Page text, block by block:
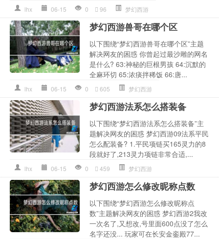
lhx 06-15 0 96 梦幻西游
梦幻西游兽哥在哪个区
以下围绕“梦幻西游兽哥在哪个区”主题
解决网友的困惑 你曾起过最沙雕的网名
是什么? 63:神秘的巨根男孩 64:沉默的
全麻环切 65:浓痰拌稀饭 66:唐...
lhx 06-15 0 605 梦幻西游
梦幻西游法系怎么搭装备
以下围绕“梦幻西游法系怎么搭装备”主
题解决网友的困惑 梦幻西游09法系平民
怎么配装备? 1.平民项链买165灵力的8
段就好了,213灵力项链非常合适,...
lhx 06-15 0 459 梦幻西游
梦幻西游怎么修改昵称点数
以下围绕“梦幻西游怎么修改昵称点
数”主题解决网友的困惑 梦幻西游2我改
一次名了,又想改,号里面600点没了怎么
名字还没... 玩家可在长安金銮殿77...